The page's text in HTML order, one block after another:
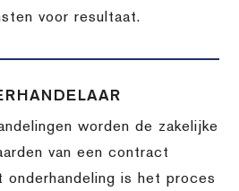
voor resultaat.
worden de zakelijke
van een contract
onderhandeling is het proces